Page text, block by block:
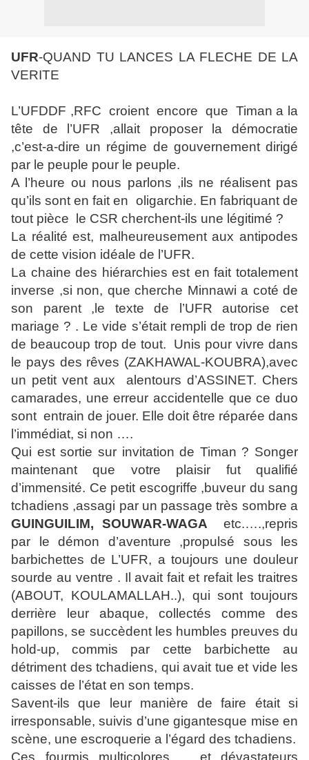
UFR-QUAND TU LANCES LA FLECHE DE LA
VERITE
L’UFDDF ,RFC croient encore que Timan a la
tête de l’UFR ,allait proposer la démocratie
,c’est-a-dire un régime de gouvernement dirigé
par le peuple pour le peuple.
A l’heure ou nous parlons ,ils ne réalisent pas
qu’ils sont en fait en oligarchie. En fabriquant de
tout pièce le CSR cherchent-ils une légitimé ?
La réalité est, malheureusement aux antipodes
de cette vision idéale de l’UFR.
La chaine des hiérarchies est en fait totalement
inverse ,si non, que cherche Minnawi a coté de
son parent ,le texte de l’UFR autorise cet
mariage ? . Le vide s’était rempli de trop de rien
de beaucoup trop de tout. Unis pour vivre dans
le pays des rêves (ZAKHAWAL-KOUBRA),avec
un petit vent aux alentours d’ASSINET. Chers
camarades, une erreur accidentelle que ce duo
sont entrain de jouer. Elle doit être réparée dans
l’immédiat, si non ….
Qui est sortie sur invitation de Timan ? Songer
maintenant que votre plaisir fut qualifié
d’immensité. Ce petit escogriffe ,buveur du sang
tchadiens ,assagi par un passage très sombre a
GUINGUILIM, SOUWAR-WAGA etc.….,repris
par le démon d’aventure ,propulsé sous les
barbichettes de L’UFR, a toujours une douleur
sourde au ventre . Il avait fait et refait les traitres
(ABOUT, KOULAMALLAH..), qui sont toujours
derrière leur abaque, collectés comme des
papillons, se succèdent les humbles preuves du
hold-up, commis par cette barbichette au
détriment des tchadiens, qui avait tue et vide les
caisses de l’état en son temps.
Savent-ils que leur manière de faire était si
irresponsable, suivis d’une gigantesque mise en
scène, une escroquerie a l’égard des tchadiens.
Ces fourmis multicolores et dévastateurs